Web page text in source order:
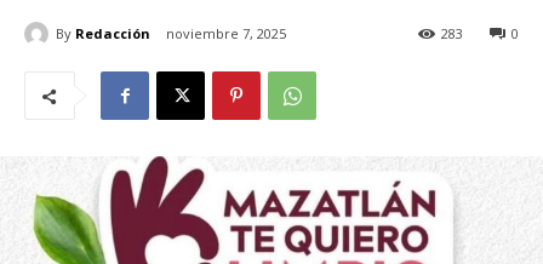
By Redacción noviembre 7, 2025 0
283